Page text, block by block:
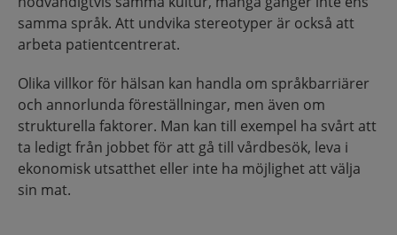
samma språk. Att undvika stereotyper är också att
arbeta patientcentrerat.
Olika villkor för hälsan kan handla om språkbarriärer
och annorlunda föreställningar, men även om
strukturella faktorer. Man kan till exempel ha svårt att
ta ledigt från jobbet för att gå till vårdbesök, leva i
ekonomisk utsatthet eller inte ha möjlighet att välja
sin mat.